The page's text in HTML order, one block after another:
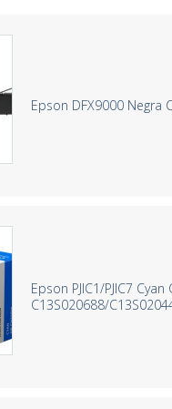
Epson DFX9000 Negra
Epson PJIC1/PJIC7
C13S020688/